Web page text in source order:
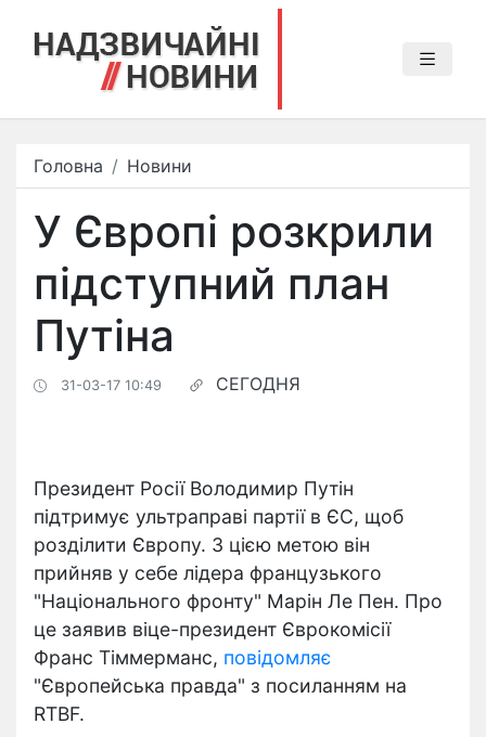
Головна Новини
У Європі розкрили
підступний план
Путіна
31-03-17 10:49 СЕГОДНЯ
Президент Росії Володимир Путін
підтримує ультраправі партії в ЄС, щоб
розділити Європу. З цією метою він
прийняв у себе лідера французького
"Національного фронту" Марін Ле Пен. Про
це заявив віце-президент Єврокомісії
Франс Тіммерманс, повідомляє
"Європейська правда" з посиланням на
RTBF.